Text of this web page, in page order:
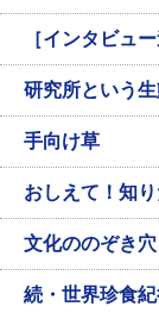
［インタビュ
研究所という
手向け草
おしえて！知
文化ののぞき穴
続・世界珍食